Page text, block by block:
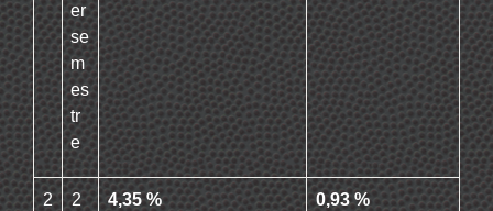
er
se
m
es
tr
e
2
2
4,35 % 0,93 %